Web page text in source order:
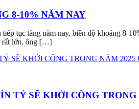
8-10% NĂM NAY
tục tăng năm nay, biên độ khoảng 8-
rất lớn, ông […]
TỶ SẼ KHỞI CÔNG